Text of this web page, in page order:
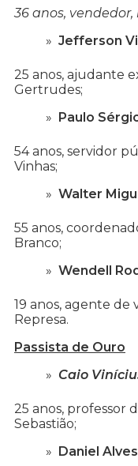
36 anos,
Jefferson
25 anos, ajudante
Gertrudes;
Paulo
54 anos, servidor
Vinhas;
Walter
55 anos,
Branco;
Wendell
19 anos, agente de
Represa.
Passista de Ouro
Caio
25 anos, professor
Sebastião;
Daniel